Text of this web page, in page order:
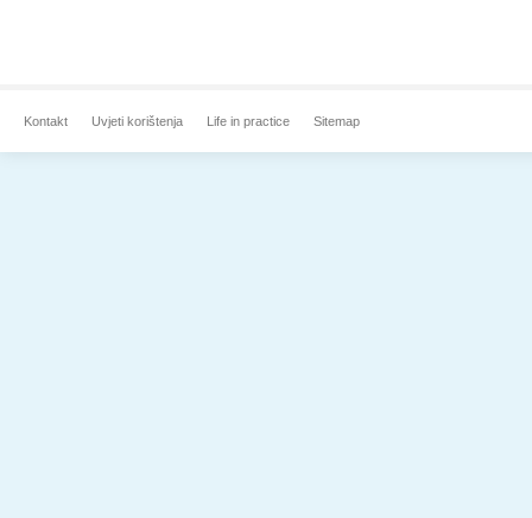
Kontakt Uvjeti korištenja Life in practice Sitemap